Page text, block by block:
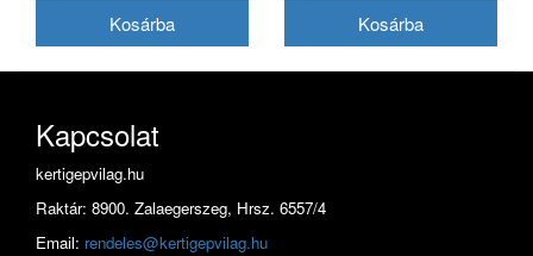
Kapcsolat
kertigepvilag.hu
Raktár: 8900. Zalaegerszeg, Hrsz. 6557/4
Email: rendeles@kertigepvilag.hu